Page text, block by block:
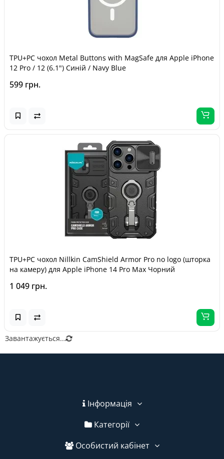
TPU+PC чохол Metal Buttons with MagSafe для Apple iPhone
12 Pro / 12 (6.1") Синій / Navy Blue
599 грн.
TPU+PC чохол Nillkin CamShield Armor Pro no logo (шторка
на камеру) для Apple iPhone 14 Pro Max Чорний
1 049 грн.
Завантажується...
Інформація
Категорії
Особистий кабінет